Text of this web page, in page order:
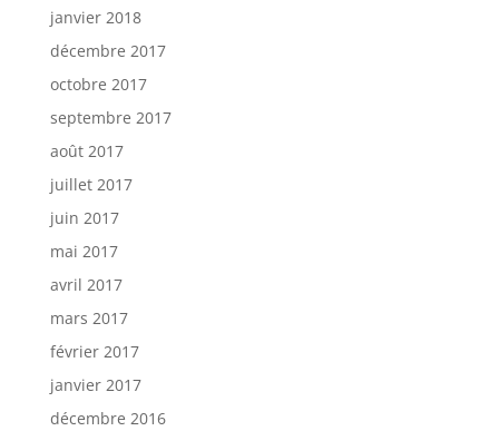
janvier 2018
décembre 2017
octobre 2017
septembre 2017
août 2017
juillet 2017
juin 2017
mai 2017
avril 2017
mars 2017
février 2017
janvier 2017
décembre 2016